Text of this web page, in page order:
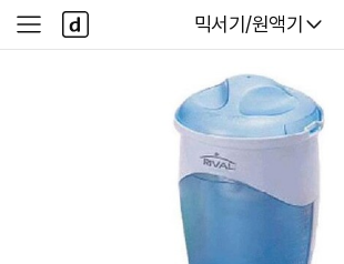
다나와
믹서기/원액기
사
이
다
나
와